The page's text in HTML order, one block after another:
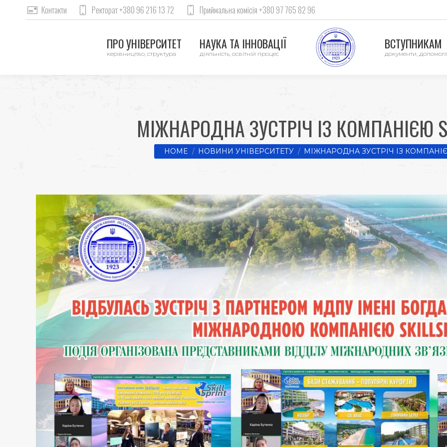
Контакти Ректорат +380 96 216 13 72 Приймальна комісія +380 97 765 82 96
ПРО УНІВЕРСИТЕТ
керівництво, структура
НАУКА ТА ІННОВАЦІЇ
діяльність, освітній процес
ВСТУПНИКАМ
документи,
МІЖНАРОДНА ЗУСТРІЧ ІЗ КОМПАНІЄЮ
You are here:
HOME НОВИНИ УНІВЕРСИТЕТУ МІЖНАРОДНА ЗУСТРІЧ ІЗ